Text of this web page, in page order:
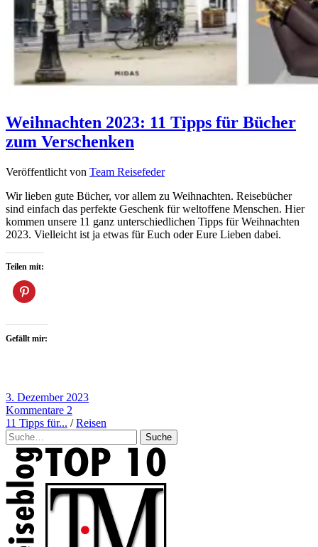
Weihnachten 2023: 11 Tipps für Bücher
zum Verschenken
Veröffentlicht von Team Reisefeder
Wir lieben gute Bücher, vor allem zu Weihnachten. Reisebücher
sind einfach das perfekte Geschenk für weltoffene Menschen. Hier
kommen unsere 11 ganz unterschiedlichen Tipps für Weihnachten
2023. Vielleicht ist ja etwas für Euch oder Eure Lieben dabei.
Teilen mit:
Gefällt mir:
3. Dezember 2023
Kommentare 2
11 Tipps für... /Reisen
Suche